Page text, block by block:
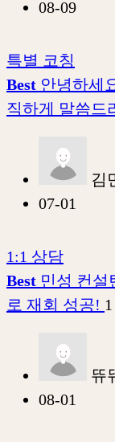
08-09
특별 코칭
Best 안녕하세
직하게 말씀드
김
07-01
1:1 상담
Best 민성 컨설
로 재회 성공! 1
뜌
08-01